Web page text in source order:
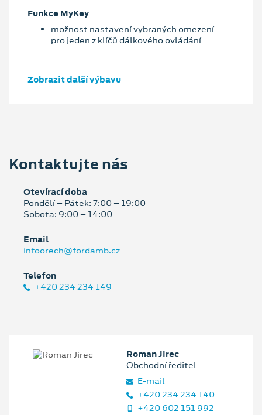
Funkce MyKey
možnost nastavení vybraných omezení
pro jeden z klíčů dálkového ovládání
Zobrazit další výbavu
Kontaktujte nás
Otevírací doba
Pondělí – Pátek: 7:00 – 19:00
Sobota: 9:00 – 14:00
Email
infoorech@fordamb.cz
Telefon
+420 234 234 149
Roman Jirec
Obchodní ředitel
E‑mail
+420 234 234 140
+420 602 151 992